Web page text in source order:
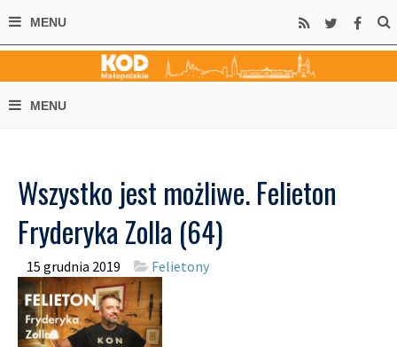
Wszystko jest możliwe. Felieton
Fryderyka Zolla (64)
15 grudnia 2019 Felietony